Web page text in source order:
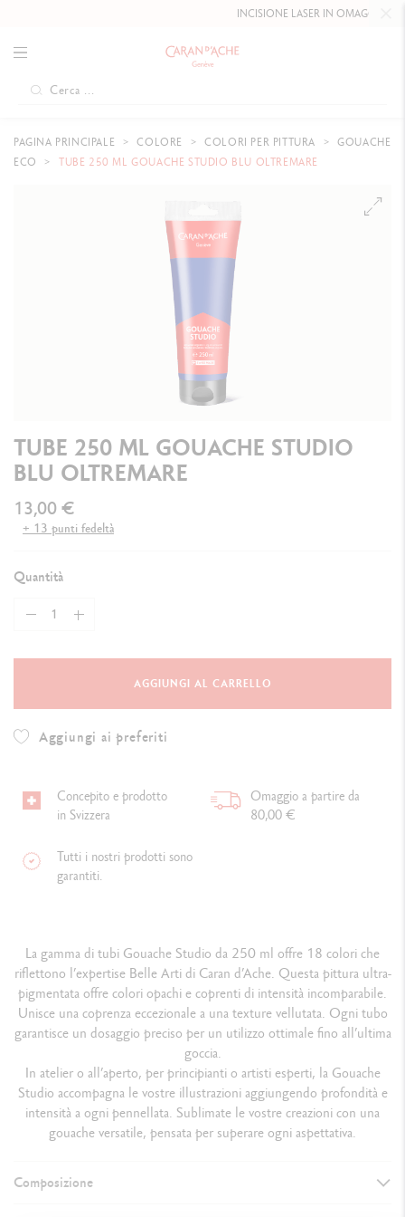
INCISIONE LASER IN OMAGGIO
PAGINA PRINCIPALE COLORE COLORI PER PITTURA
GOUACHE
ECO
TUBE 250 ML GOUACHE STUDIO BLU OLTREMARE
TUBE 250 ML GOUACHE STUDIO
BLU OLTREMARE
13,00 €
+ 13 punti fedeltà
Quantità
AGGIUNGI AL CARRELLO
Aggiungi ai preferiti
Concepito e prodotto
in Svizzera
Omaggio a partire da
80,00 €
Tutti i nostri prodotti sono
garantiti.
La gamma di tubi Gouache Studio da 250 ml offre 18 colori che
riflettono l’expertise Belle Arti di Caran d’Ache. Questa pittura ultra-
pigmentata offre colori opachi e coprenti di intensità incomparabile.
Unisce una coprenza eccezionale a una texture vellutata. Ogni tubo
garantisce un dosaggio preciso per un utilizzo ottimale fino all’ultima
goccia.
In atelier o all’aperto, per principianti o artisti esperti, la Gouache
Studio accompagna le vostre illustrazioni aggiungendo profondità e
intensità a ogni pennellata. Sublimate le vostre creazioni con una
gouache versatile, pensata per superare ogni aspettativa.
Composizione